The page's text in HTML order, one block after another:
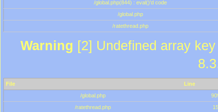
/global.php(844) : eval()'d code
/global.php
/ratethread.php
Warning [2] Undefined array
File
Line
/global.php
/ratethread.php
15